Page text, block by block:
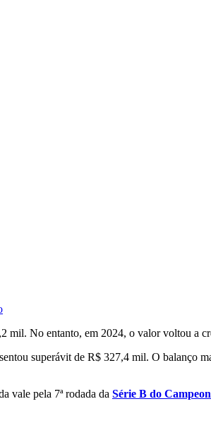
No entanto, em 2024, o valor voltou a
superávit de R$ 327,4 mil. O balanço
vale pela 7ª rodada da Série B do